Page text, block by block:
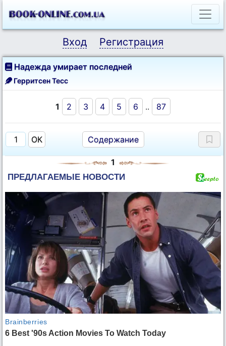
Вход Регистрация
Надежда умирает последней
Герритсен Тесс
1 2 3 4 5 6 .. 87
Содержание
1